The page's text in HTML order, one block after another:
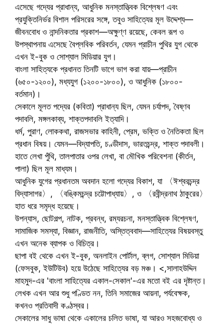
এসেছে গদ্যের প্রাধান্য, আধুনিক মনস্তাত্ত্বিক বিশ্লেষণ এবং
প্রযুক্তিনির্ভর বিশাল পরিসরের সঙ্গে, তবুও সাহিত্যের মূল উদ্দেশ্য—
জীবনবোধ ও নান্দনিকতার প্রকাশ—অক্ষুণ্ণ রয়েছে, কেবল রূপ ও
উপস্থাপনায় এসেছে বৈপ্লবিক পরিবর্তন, যেমন প্রাচীন পুথির যুগ থেকে
এখন ই-বুক ও সোশ্যাল মিডিয়ার যুগ।
বাংলা সাহিত্যকে প্রধানত তিনটি ভাগে ভাগ করা যায়—প্রাচীন
(৬৫০-১২০০), মধ্যযুগ (১২০০-১৮০০), ও আধুনিক (১৮০০-
বর্তমান)।
সেকালে মূলত পদ্যের (কবিতা) প্রাধান্য ছিল, যেমন চর্যাপদ, বৈষ্ণব
পদাবলি, মঙ্গলকাব্য, শাক্তপদাবলি ইত্যাদি।
ধর্ম, পুরাণ, লোককথা, রাজসভার কাহিনী, প্রেম, ভক্তি ও নৈতিকতা ছিল
প্রধান বিষয়। যেমন—বিদ্যাপতি, চণ্ডীদাস, ভারতচন্দ্র, শাক্ত পদাবলী।
হাতে লেখা পুঁথি, তালপাতার ওপর লেখা, বা মৌখিক পরিবেশনা (কীর্তন,
পালা) ছিল মূল মাধ্যম।
আধুনিক যুগের প্রধানতম অবদান হলো গদ্যের বিকাশ, যা 〈ঈশ্বরচন্দ্র
বিদ্যাসাগর〉, 〈বঙ্কিমচন্দ্র চট্টোপাধ্যায়〉, ও 〈রবীন্দ্রনাথ ঠাকুরের〉
হাত ধরে সমৃদ্ধ হয়েছে।
উপন্যাস, ছোটগল্প, নাটক, প্রবন্ধ, রম্যরচনা, মনস্তাত্ত্বিক বিশ্লেষণ,
সামাজিক সমস্যা, বিজ্ঞান, রাজনীতি, অস্তিত্ববাদ—সাহিত্যের বিষয়বস্তু
এখন অনেক ব্যাপক ও বিচিত্র।
ছাপা বই থেকে এখন ই-বুক, অনলাইন পোর্টাল, ব্লগ, সোশ্যাল মিডিয়া
(ফেসবুক, ইউটিউব) হয়ে উঠেছে সাহিত্যের বড় মঞ্চ। <,সালাহউদ্দিন
মাহমুদ-এর 'বাংলা সাহিত্যের একাল-সেকাল'-এর মতো বই এর দৃষ্টান্ত।
লেখক এখন আর শুধু পণ্ডিত নন, তিনি সমাজের আয়না, পর্যবেক্ষক,
কখনও প্রতিবাদী কণ্ঠস্বর।
সেকালের সাধু ভাষা থেকে একালের চলিত ভাষা, যা আরও সহজবোধ্য ও